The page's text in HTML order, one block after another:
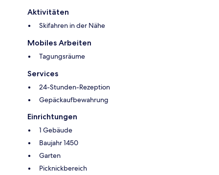
Aktivitäten
Skifahren in der Nähe
Mobiles Arbeiten
Tagungsräume
Services
24-Stunden-Rezeption
Gepäckaufbewahrung
Einrichtungen
1 Gebäude
Baujahr 1450
Garten
Picknickbereich